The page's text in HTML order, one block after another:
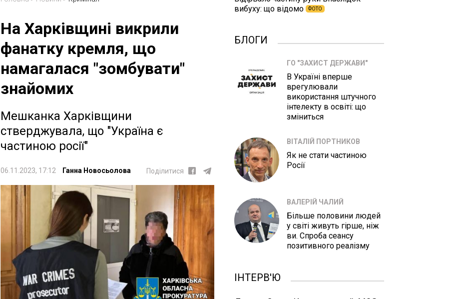
На Харківщині викрили
фанатку кремля, що
намагалася "зомбувати"
знайомих
Мешканка Харківщини
стверджувала, що "Україна є
частиною росії"
06.11.2023, 17:12 Ганна Новосьолова Поділитися
вибуху: що відомо
ФОТО
БЛОГИ
ГО "ЗАХИСТ ДЕРЖАВИ"
В Україні вперше
врегулювали
використання штучного
інтелекту в освіті: що
зміниться
ВІТАЛІЙ ПОРТНИКОВ
Як не стати частиною
Росії
ВАЛЕРІЙ ЧАЛИЙ
Більше половини людей
у світі живуть гірше, ніж
ви. Спроба сеансу
позитивного реалізму
ІНТЕРВ'Ю